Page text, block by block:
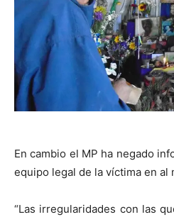
En cambio el MP ha negado
equipo legal de la víctima en al
“Las irregularidades con las